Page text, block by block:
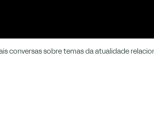
conversas sobre temas da atualidade